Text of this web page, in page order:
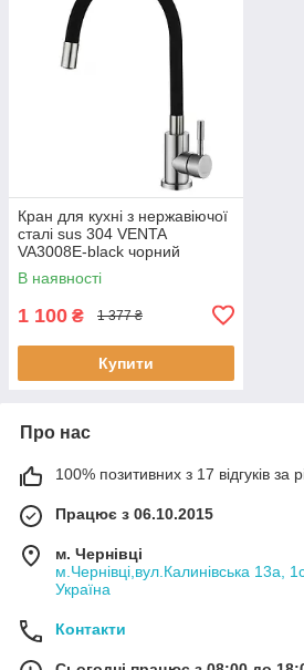
Кран для кухні з нержавіючої
сталі sus 304 VENTA
VA3008E-black чорний
гнучкий носик
В наявності
1 100 ₴ 1 377 ₴
Купити
Про нас
100% позитивних з 17 відгуків за
Працює з 06.10.2015
м. Чернівці
м.Чернівці,вул.Калинівська 13а,
Україна
Контакти